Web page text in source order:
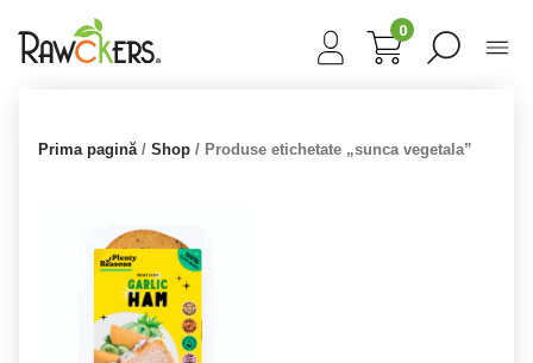
0
Prima pagină/ Shop / Produse etichetate „sunca vegetala”